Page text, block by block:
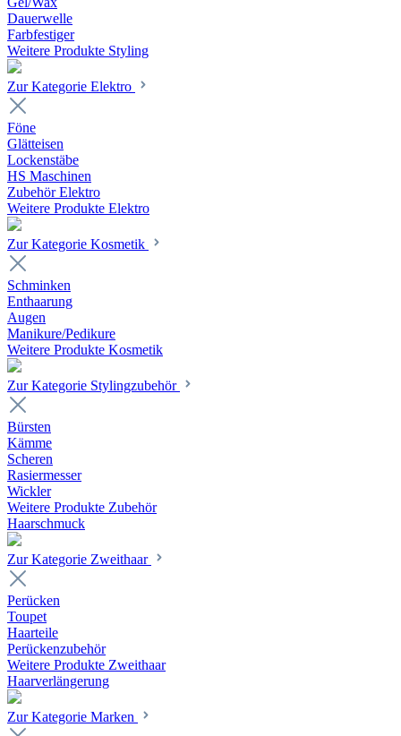
Dauerwelle
Farbfestiger
Weitere Produkte Styling
Zur Kategorie Elektro
Föne
Glätteisen
Lockenstäbe
HS Maschinen
Zubehör Elektro
Weitere Produkte Elektro
Zur Kategorie Kosmetik
Schminken
Enthaarung
Augen
Manikure/Pedikure
Weitere Produkte Kosmetik
Zur Kategorie Stylingzubehör
Bürsten
Kämme
Scheren
Rasiermesser
Wickler
Weitere Produkte Zubehör
Haarschmuck
Zur Kategorie Zweithaar
Perücken
Toupet
Haarteile
Perückenzubehör
Weitere Produkte Zweithaar
Haarverlängerung
Zur Kategorie Marken